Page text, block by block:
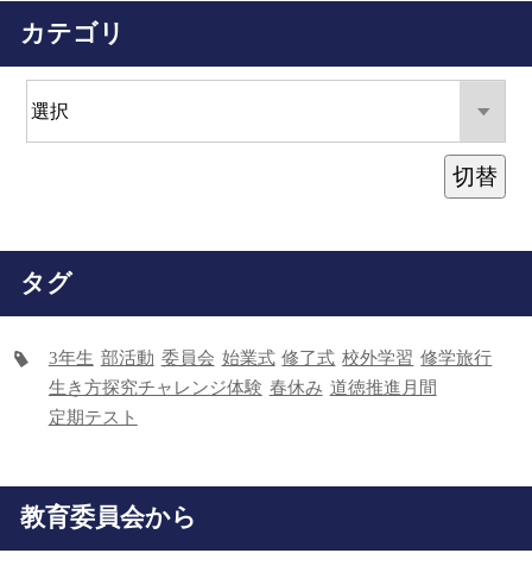
カテゴリ
切替
タグ
3年生 部活動 委員会 始業式 修了式 校外学習 修学旅行
生き方探究チャレンジ体験 春休み 道徳推進月間
定期テスト
教育委員会から